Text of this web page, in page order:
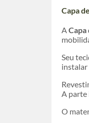
Capa
ACapa
Seu
instalar
A parte
O